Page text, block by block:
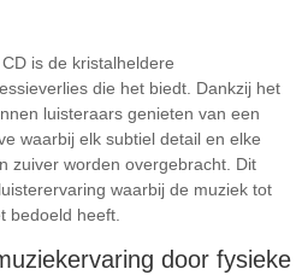
is de kristalheldere
die het biedt. Dankzij het
luisteraars genieten van een
waarbij elk subtiel detail en elke
zuiver worden overgebracht. Dit
waarbij de muziek tot
bedoeld heeft.
door fysieke